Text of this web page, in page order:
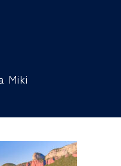
Miki